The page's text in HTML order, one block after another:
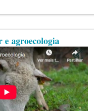
agroecologia